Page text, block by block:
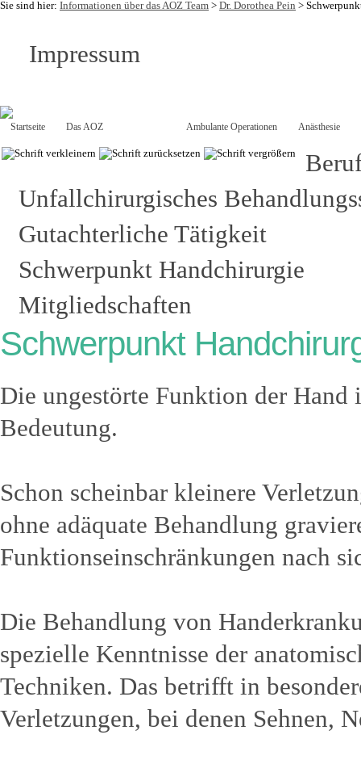
Sie sind hier: Informationen über das AOZ Team > Dr. Dorothea Pein >
Impressum
Startseite Das AOZ Ambulante Operationen Anästhesie
Unfallchirurgisches
Gutachterliche Tätigkeit
Schwerpunkt Handchirurgie
Mitgliedschaften
Schwerpunkt
Die ungestörte Funktion der
Bedeutung.
Schon scheinbar kleinere
ohne adäquate Behandlung
Funktionseinschränkungen nach
Die Behandlung von
spezielle Kenntnisse der
Techniken. Das betrifft in
Verletzungen, bei denen Sehnen,